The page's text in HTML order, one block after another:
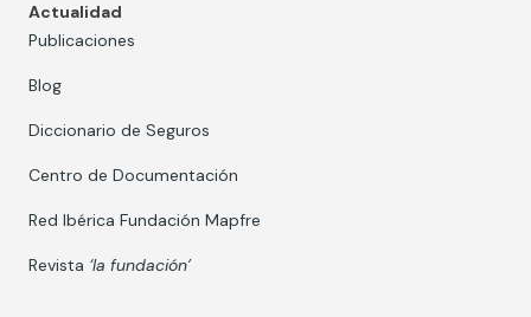
Actualidad
Publicaciones
Blog
Diccionario de Seguros
Centro de Documentación
Red Ibérica Fundación Mapfre
Revista ‘la fundación’